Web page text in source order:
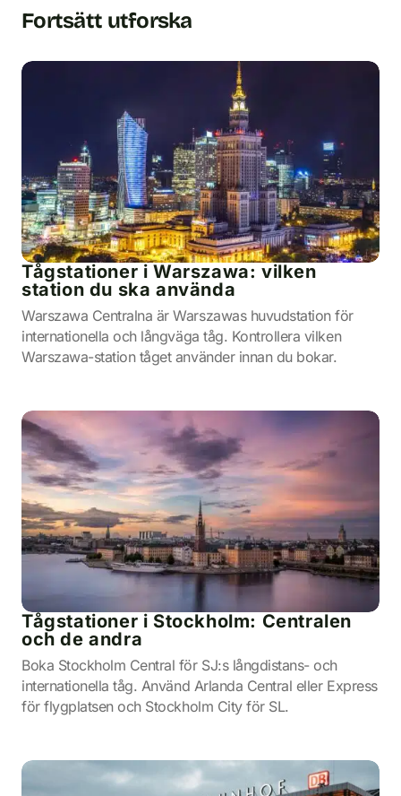
Fortsätt utforska
Tågstationer i Warszawa: vilken
station du ska använda
Warszawa Centralna är Warszawas huvudstation för
internationella och långväga tåg. Kontrollera vilken
Warszawa-station tåget använder innan du bokar.
Tågstationer i Stockholm: Centralen
och de andra
Boka Stockholm Central för SJ:s långdistans- och
internationella tåg. Använd Arlanda Central eller Express
för flygplatsen och Stockholm City för SL.